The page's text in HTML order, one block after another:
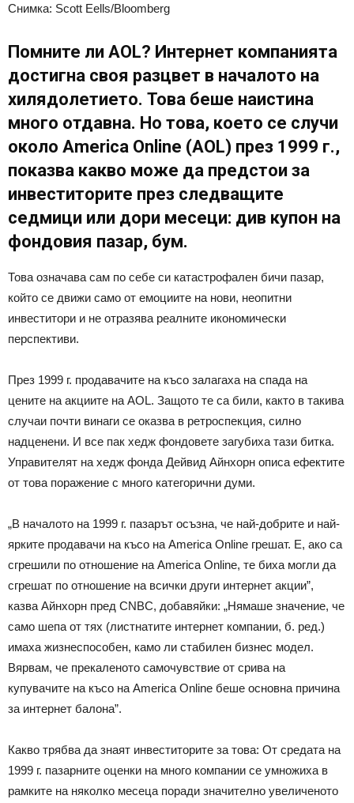
Снимка: Scott Eells/Bloomberg
Помните ли AOL? Интернет компанията
достигна своя разцвет в началото на
хилядолетието. Това беше наистина
много отдавна. Но това, което се случи
около America Online (AOL) през 1999 г.,
показва какво може да предстои за
инвеститорите през следващите
седмици или дори месеци: див купон на
фондовия пазар, бум.
Това означава сам по себе си катастрофален бичи пазар,
който се движи само от емоциите на нови, неопитни
инвеститори и не отразява реалните икономически
перспективи.
През 1999 г. продавачите на късо залагаха на спада на
цените на акциите на AOL. Защото те са били, както в такива
случаи почти винаги се оказва в ретроспекция, силно
надценени. И все пак хедж фондовете загубиха тази битка.
Управителят на хедж фонда Дейвид Айнхорн описа ефектите
от това поражение с много категорични думи.
„В началото на 1999 г. пазарът осъзна, че най-добрите и най-
ярките продавачи на късо на America Online грешат. Е, ако са
сгрешили по отношение на America Online, те биха могли да
сгрешат по отношение на всички други интернет акции”,
казва Айнхорн пред CNBC, добавяйки: „Нямаше значение, че
само шепа от тях (листнатите интернет компании, б. ред.)
имаха жизнеспособен, камо ли стабилен бизнес модел.
Вярвам, че прекаленото самочувствие от срива на
купувачите на късо на America Online беше основна причина
за интернет балона”.
Какво трябва да знаят инвеститорите за това: От средата на
1999 г. пазарните оценки на много компании се умножиха в
рамките на няколко месеца поради значително увеличеното